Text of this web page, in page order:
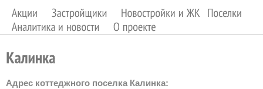
Адрес коттеджного поселка Калинка: